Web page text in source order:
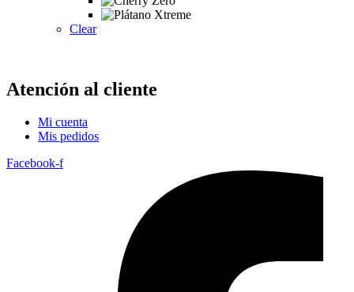
Clear
Atención al cliente
Mi cuenta
Mis pedidos
Facebook-f